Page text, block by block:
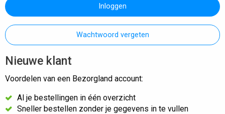
Inloggen
Wachtwoord vergeten
Nieuwe klant
Voordelen van een Bezorgland account:
Al je bestellingen in één overzicht
Sneller bestellen zonder je gegevens in te vullen